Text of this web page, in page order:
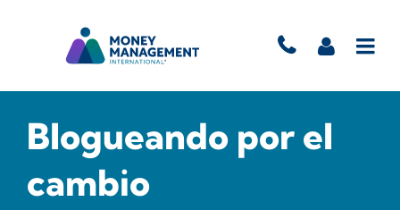
Blogueando por el
cambio